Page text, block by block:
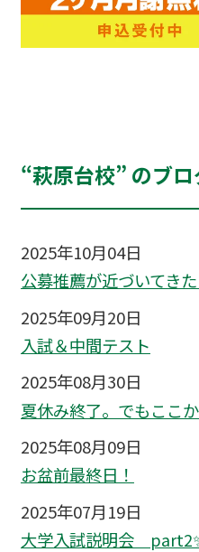
“萩原台校” のブ
2025年10月04日
公募推薦が近づいてきた
2025年09月20日
入試＆中間テスト
2025年08月30日
夏休み終了。でもここか
2025年08月09日
お盆前最終日！
2025年07月19日
大学入試説明会